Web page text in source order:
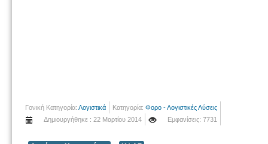
Γονική Κατηγορία: Λογιστικά Κατηγορία: Φορο - Λογιστικές Λύσεις
Δημιουργήθηκε : 22 Μαρτίου 2014
Εμφανίσεις: 7731